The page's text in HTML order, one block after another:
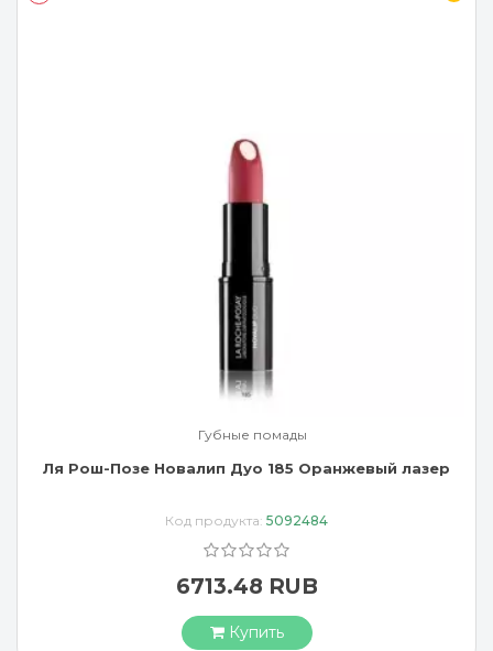
Губные помады
Ля Рош-Позе Новалип Дуо 185 Оранжевый лазер
Код продукта: 5092484
6713.48 RUB
Купить